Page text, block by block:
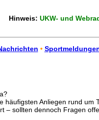
Hinweis: UKW- und
•
Anliegen rund um
– sollten dennoch Fragen